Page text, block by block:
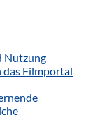
Nutzung
Filmportal